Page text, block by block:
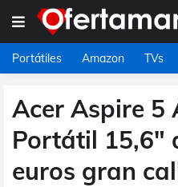
Portátiles Amazon TVs
Acer Aspire 5
Portátil 15,6"
euros gran